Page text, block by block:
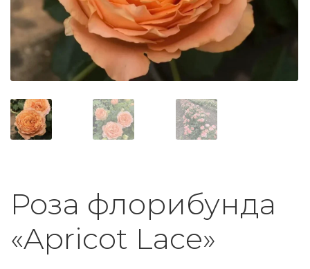
Роза флорибунда
«Apricot Lace»